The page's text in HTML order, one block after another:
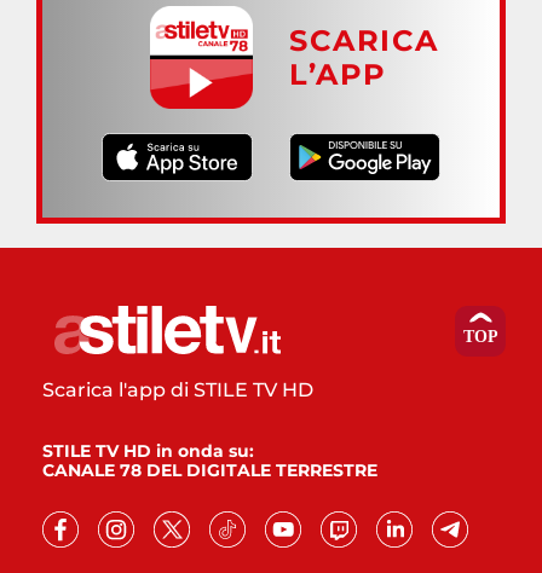
SCARICA
L’APP
Scarica l'app di STILE TV HD
STILE TV HD in onda su:
CANALE 78 DEL DIGITALE TERRESTRE